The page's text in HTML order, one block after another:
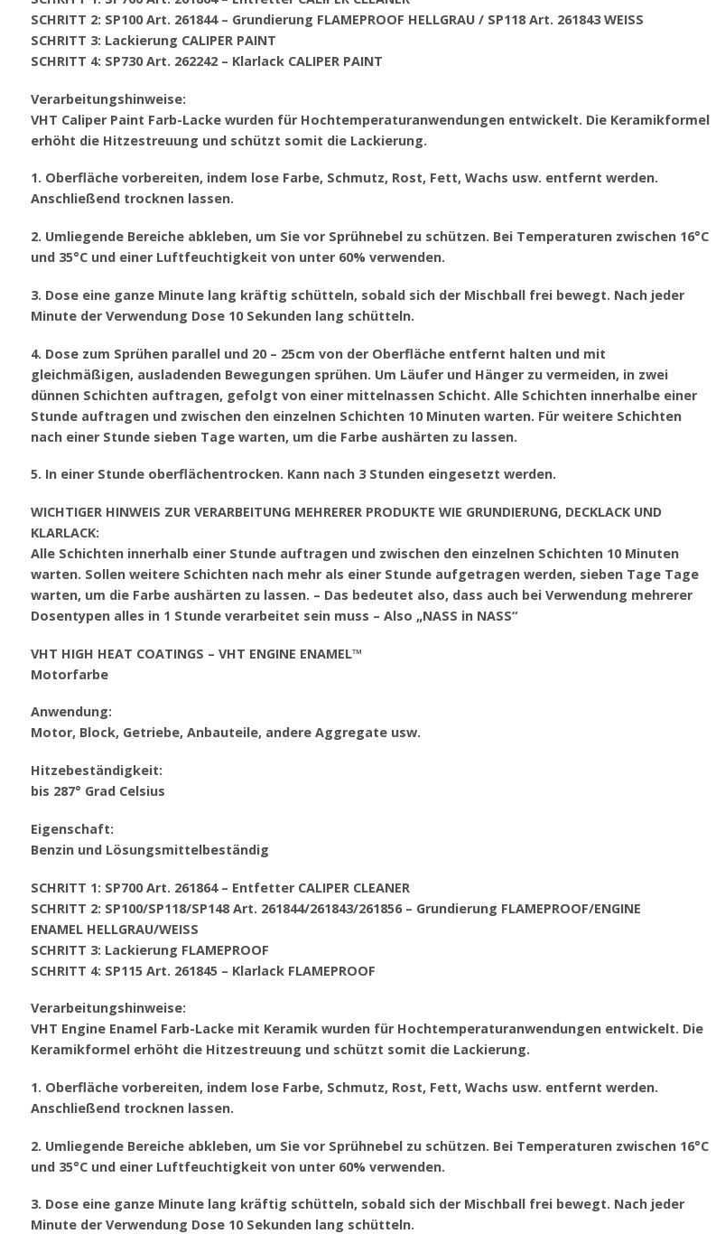
SCHRITT 2: SP100 Art. 261844 – Grundierung FLAMEPROOF HELLGRAU / SP118 Art. 261843 WEISS
SCHRITT 3: Lackierung CALIPER PAINT
SCHRITT 4: SP730 Art. 262242 – Klarlack CALIPER PAINT
Verarbeitungshinweise:
VHT Caliper Paint Farb-Lacke wurden für Hochtemperaturanwendungen entwickelt. Die Keramikformel
erhöht die Hitzestreuung und schützt somit die Lackierung.
1. Oberfläche vorbereiten, indem lose Farbe, Schmutz, Rost, Fett, Wachs usw. entfernt werden.
Anschließend trocknen lassen.
2. Umliegende Bereiche abkleben, um Sie vor Sprühnebel zu schützen. Bei Temperaturen zwischen 16°C
und 35°C und einer Luftfeuchtigkeit von unter 60% verwenden.
3. Dose eine ganze Minute lang kräftig schütteln, sobald sich der Mischball frei bewegt. Nach jeder
Minute der Verwendung Dose 10 Sekunden lang schütteln.
4. Dose zum Sprühen parallel und 20 – 25cm von der Oberfläche entfernt halten und mit
gleichmäßigen, ausladenden Bewegungen sprühen. Um Läufer und Hänger zu vermeiden, in zwei
dünnen Schichten auftragen, gefolgt von einer mittelnassen Schicht. Alle Schichten innerhalbe einer
Stunde auftragen und zwischen den einzelnen Schichten 10 Minuten warten. Für weitere Schichten
nach einer Stunde sieben Tage warten, um die Farbe aushärten zu lassen.
5. In einer Stunde oberflächentrocken. Kann nach 3 Stunden eingesetzt werden.
WICHTIGER HINWEIS ZUR VERARBEITUNG MEHRERER PRODUKTE WIE GRUNDIERUNG, DECKLACK UND
KLARLACK:
Alle Schichten innerhalb einer Stunde auftragen und zwischen den einzelnen Schichten 10 Minuten
warten. Sollen weitere Schichten nach mehr als einer Stunde aufgetragen werden, sieben Tage Tage
warten, um die Farbe aushärten zu lassen. – Das bedeutet also, dass auch bei Verwendung mehrerer
Dosentypen alles in 1 Stunde verarbeitet sein muss – Also „NASS in NASS“
VHT HIGH HEAT COATINGS – VHT ENGINE ENAMEL™
Motorfarbe
Anwendung:
Motor, Block, Getriebe, Anbauteile, andere Aggregate usw.
Hitzebeständigkeit:
bis 287° Grad Celsius
Eigenschaft:
Benzin und Lösungsmittelbeständig
SCHRITT 1: SP700 Art. 261864 – Entfetter CALIPER CLEANER
SCHRITT 2: SP100/SP118/SP148 Art. 261844/261843/261856 – Grundierung FLAMEPROOF/ENGINE
ENAMEL HELLGRAU/WEISS
SCHRITT 3: Lackierung FLAMEPROOF
SCHRITT 4: SP115 Art. 261845 – Klarlack FLAMEPROOF
Verarbeitungshinweise:
VHT Engine Enamel Farb-Lacke mit Keramik wurden für Hochtemperaturanwendungen entwickelt. Die
Keramikformel erhöht die Hitzestreuung und schützt somit die Lackierung.
1. Oberfläche vorbereiten, indem lose Farbe, Schmutz, Rost, Fett, Wachs usw. entfernt werden.
Anschließend trocknen lassen.
2. Umliegende Bereiche abkleben, um Sie vor Sprühnebel zu schützen. Bei Temperaturen zwischen 16°C
und 35°C und einer Luftfeuchtigkeit von unter 60% verwenden.
3. Dose eine ganze Minute lang kräftig schütteln, sobald sich der Mischball frei bewegt. Nach jeder
Minute der Verwendung Dose 10 Sekunden lang schütteln.